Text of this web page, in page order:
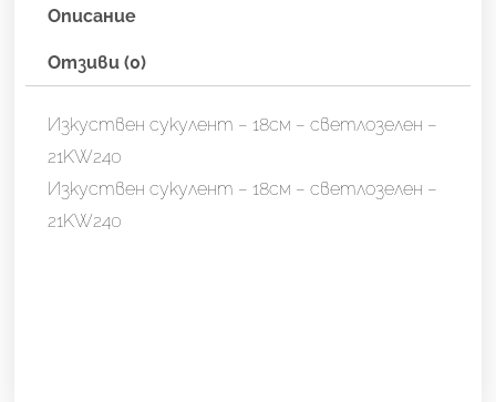
18см
светлозелен
21KW240
Описание
Отзиви (0)
Изкуствен сукулент – 18см – светлозелен –
21KW240
Изкуствен сукулент – 18см – светлозелен –
21KW240